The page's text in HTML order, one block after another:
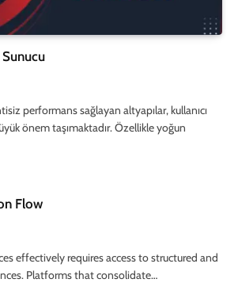
performans sağlayan altyapılar, kullanıcı
önem taşımaktadır. Özellikle yoğun
Flow
effectively requires access to structured and
Platforms that consolidate…